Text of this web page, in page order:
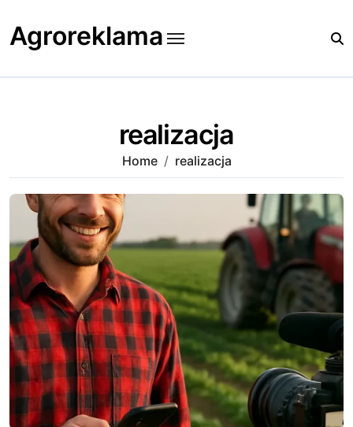
content
Agroreklama
realizacja
Home realizacja